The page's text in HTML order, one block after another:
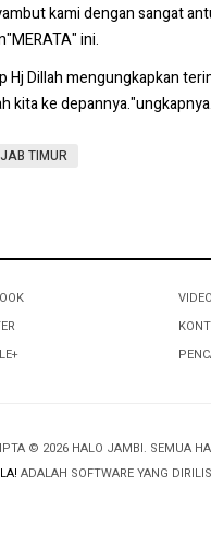
kami dengan sangat
ini.
Hj Dillah mengungkapkan
kita ke
TIMUR
VIDEO
© 2026 HALO JAMBI. SEMUA
ADALAH SOFTWARE YANG